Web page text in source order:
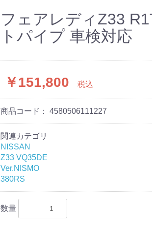
フェアレディZ33
トパイプ 車検対応
￥151,800 税込
商品コード： 4580506111227
関連カテゴリ
NISSAN
Z33 VQ35DE
Ver.NISMO
380RS
数量